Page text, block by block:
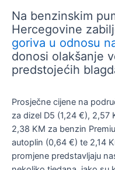
Na benzinskim
Hercegovine
goriva u odnosu
donosi olakšanje
predstojećih
Prosječne cijene na
za dizel D5 (1,24 €), 2,57
2,38 KM za benzin
autoplin (0,64 €) te 2,14
promjene predstavljaju